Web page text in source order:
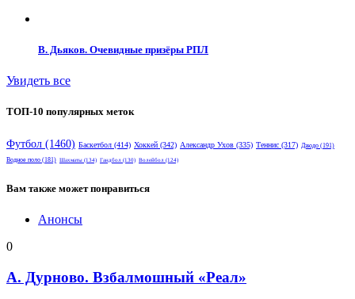
В. Дьяков. Очевидные призёры РПЛ
Увидеть все
ТОП-10 популярных меток
Футбол (1460) Баскетбол (414) Хоккей (342) Александр Ухов (335) Теннис (317) Дзюдо (191)
Водное поло (181) Шахматы (134) Гандбол (130) Волейбол (124)
Вам также может понравиться
Анонсы
0
А. Дурново. Взбалмошный «Реал»